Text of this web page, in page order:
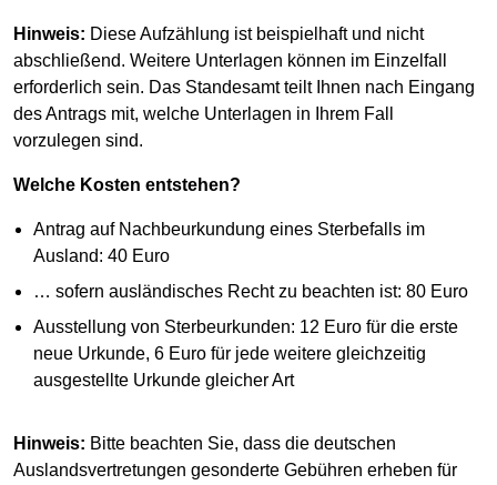
Hinweis: Diese Aufzählung ist beispielhaft und nicht
abschließend. Weitere Unterlagen können im Einzelfall
erforderlich sein. Das Standesamt teilt Ihnen nach Eingang
des Antrags mit, welche Unterlagen in Ihrem Fall
vorzulegen sind.
Welche Kosten entstehen?
Antrag auf Nachbeurkundung eines Sterbefalls im
Ausland: 40 Euro
… sofern ausländisches Recht zu beachten ist: 80 Euro
Ausstellung von Sterbeurkunden: 12 Euro für die erste
neue Urkunde, 6 Euro für jede weitere gleichzeitig
ausgestellte Urkunde gleicher Art
Hinweis: Bitte beachten Sie, dass die deutschen
Auslandsvertretungen gesonderte Gebühren erheben für